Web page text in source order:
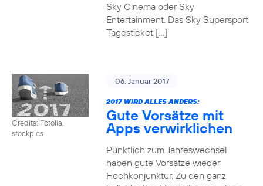
Sky Cinema oder Sky
Entertainment. Das Sky Supersport
Tagesticket […]
Credits: Fotolia,
stockpics
06. Januar 2017
2017 WIRD ALLES ANDERS:
Gute Vorsätze mit
Apps verwirklichen
Pünktlich zum Jahreswechsel
haben gute Vorsätze wieder
Hochkonjunktur. Zu den ganz